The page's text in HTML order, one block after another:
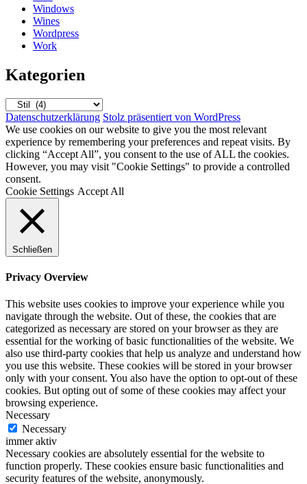
Windows
Wines
Wordpress
Work
Kategorien
Kategorien
Datenschutzerklärung Stolz präsentiert von WordPress
We use cookies on our website to give you the most relevant
experience by remembering your preferences and repeat visits. By
clicking “Accept All”, you consent to the use of ALL the cookies.
However, you may visit "Cookie Settings" to provide a controlled
consent.
Cookie Settings Accept All
Schließen
Privacy Overview
This website uses cookies to improve your experience while you
navigate through the website. Out of these, the cookies that are
categorized as necessary are stored on your browser as they are
essential for the working of basic functionalities of the website. We
also use third-party cookies that help us analyze and understand how
you use this website. These cookies will be stored in your browser
only with your consent. You also have the option to opt-out of these
cookies. But opting out of some of these cookies may affect your
browsing experience.
Necessary
Necessary
immer aktiv
Necessary cookies are absolutely essential for the website to
function properly. These cookies ensure basic functionalities and
security features of the website, anonymously.